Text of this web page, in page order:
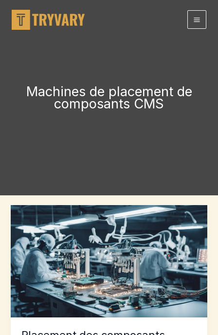
contenu
Machines de placement de
composants CMS